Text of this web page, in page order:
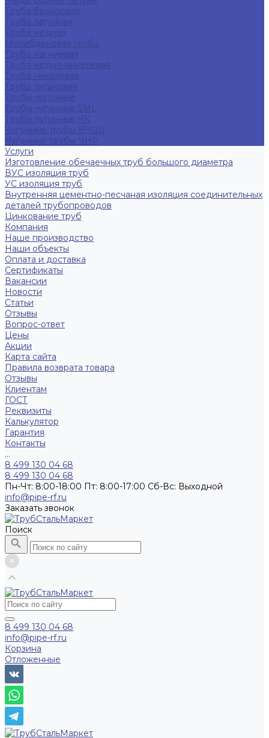
Труба бронзовая
Труба латунная
Труба медная
Молибденовая труба
Труба магниевая
Труба медно-никелевая
Труба никелевая
Труба титановая
Трубы чугунные
Трубы чугунные SML
Трубы чугунные ЧК
Чугунные трубы ВЧШГ
Чугунные трубы ЧНР
Услуги
Изготовление обечаечных труб большого диаметра
ВУС изоляция труб
УС изоляция труб
Внутренняя цементно-песчаная изоляция соединительных
деталей трубопроводов
Цинкование труб
Компания
Наше производство
Наши объекты
Оплата и доставка
Сертификаты
Вакансии
Новости
Статьи
Отзывы
Вопрос-ответ
Цены
Акции
Карта сайта
Правила возврата товара
Отзывы
Клиентам
ГОСТ
Реквизиты
Калькулятор
Гарантия
Контакты
...
8 499 130 04 68
8 499 130 04 68
Пн-Чт: 8:00-18:00 Пт: 8:00-17:00 Сб-Вс: Выходной
info@pipe-rf.ru
Заказать звонок
Поиск
8 499 130 04 68
info@pipe-rf.ru
Корзина
Отложенные